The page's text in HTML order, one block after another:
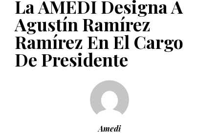
PUBLICADO EL 5 ENERO, 2023
La AMEDI Designa A
Agustín Ramírez
Ramírez En El Cargo
De Presidente
Amedi